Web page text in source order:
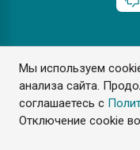
Мы используем
анализа сайта.
соглашаетесь с
Отключение cookie
Разрешается